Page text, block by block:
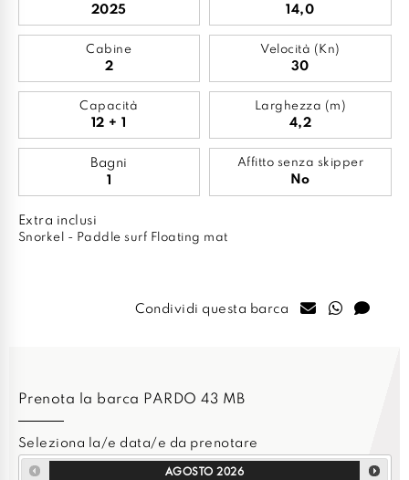
2025 14,0
Cabine
2
Velocità (Kn)
30
Capacità
12 + 1
Larghezza (m)
4,2
Bagni
1
Affitto senza skipper
No
Extra inclusi
Snorkel - Paddle surf Floating mat
Condividi questa barca
Prenota la barca PARDO 43 MB
Seleziona la/e data/e da prenotare
AGOSTO 2026